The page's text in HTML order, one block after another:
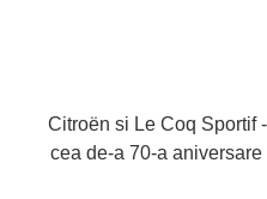
Citroën si Le Coq Sportif
cea de-a 70-a